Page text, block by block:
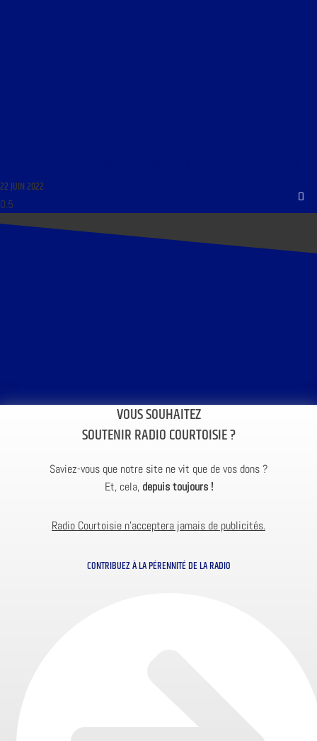
22 JUIN 2022
VOUS SOUHAITEZ
SOUTENIR RADIO COURTOISIE ?
Saviez-vous que notre site ne vit que de vos dons ?
Et, cela, depuis toujours !
Radio Courtoisie n’acceptera jamais de publicités.
CONTRIBUEZ À LA PÉRENNITÉ DE LA RADIO